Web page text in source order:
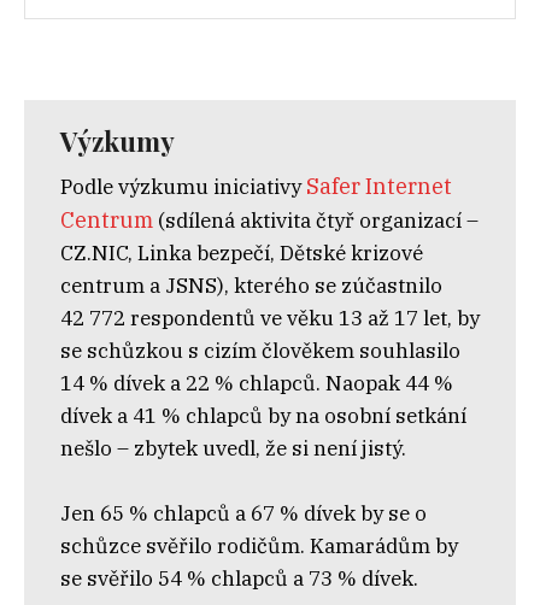
Výzkumy
Podle výzkumu iniciativySafer Internet
Centrum (sdílená aktivita čtyř organizací –
CZ.NIC, Linka bezpečí, Dětské krizové
centrum a JSNS), kterého se zúčastnilo
42 772 respondentů ve věku 13 až 17 let, by
se schůzkou s cizím člověkem souhlasilo
14 % dívek a 22 % chlapců. Naopak 44 %
dívek a 41 % chlapců by na osobní setkání
nešlo – zbytek uvedl, že si není jistý.
Jen 65 % chlapců a 67 % dívek by se o
schůzce svěřilo rodičům. Kamarádům by
se svěřilo 54 % chlapců a 73 % dívek.